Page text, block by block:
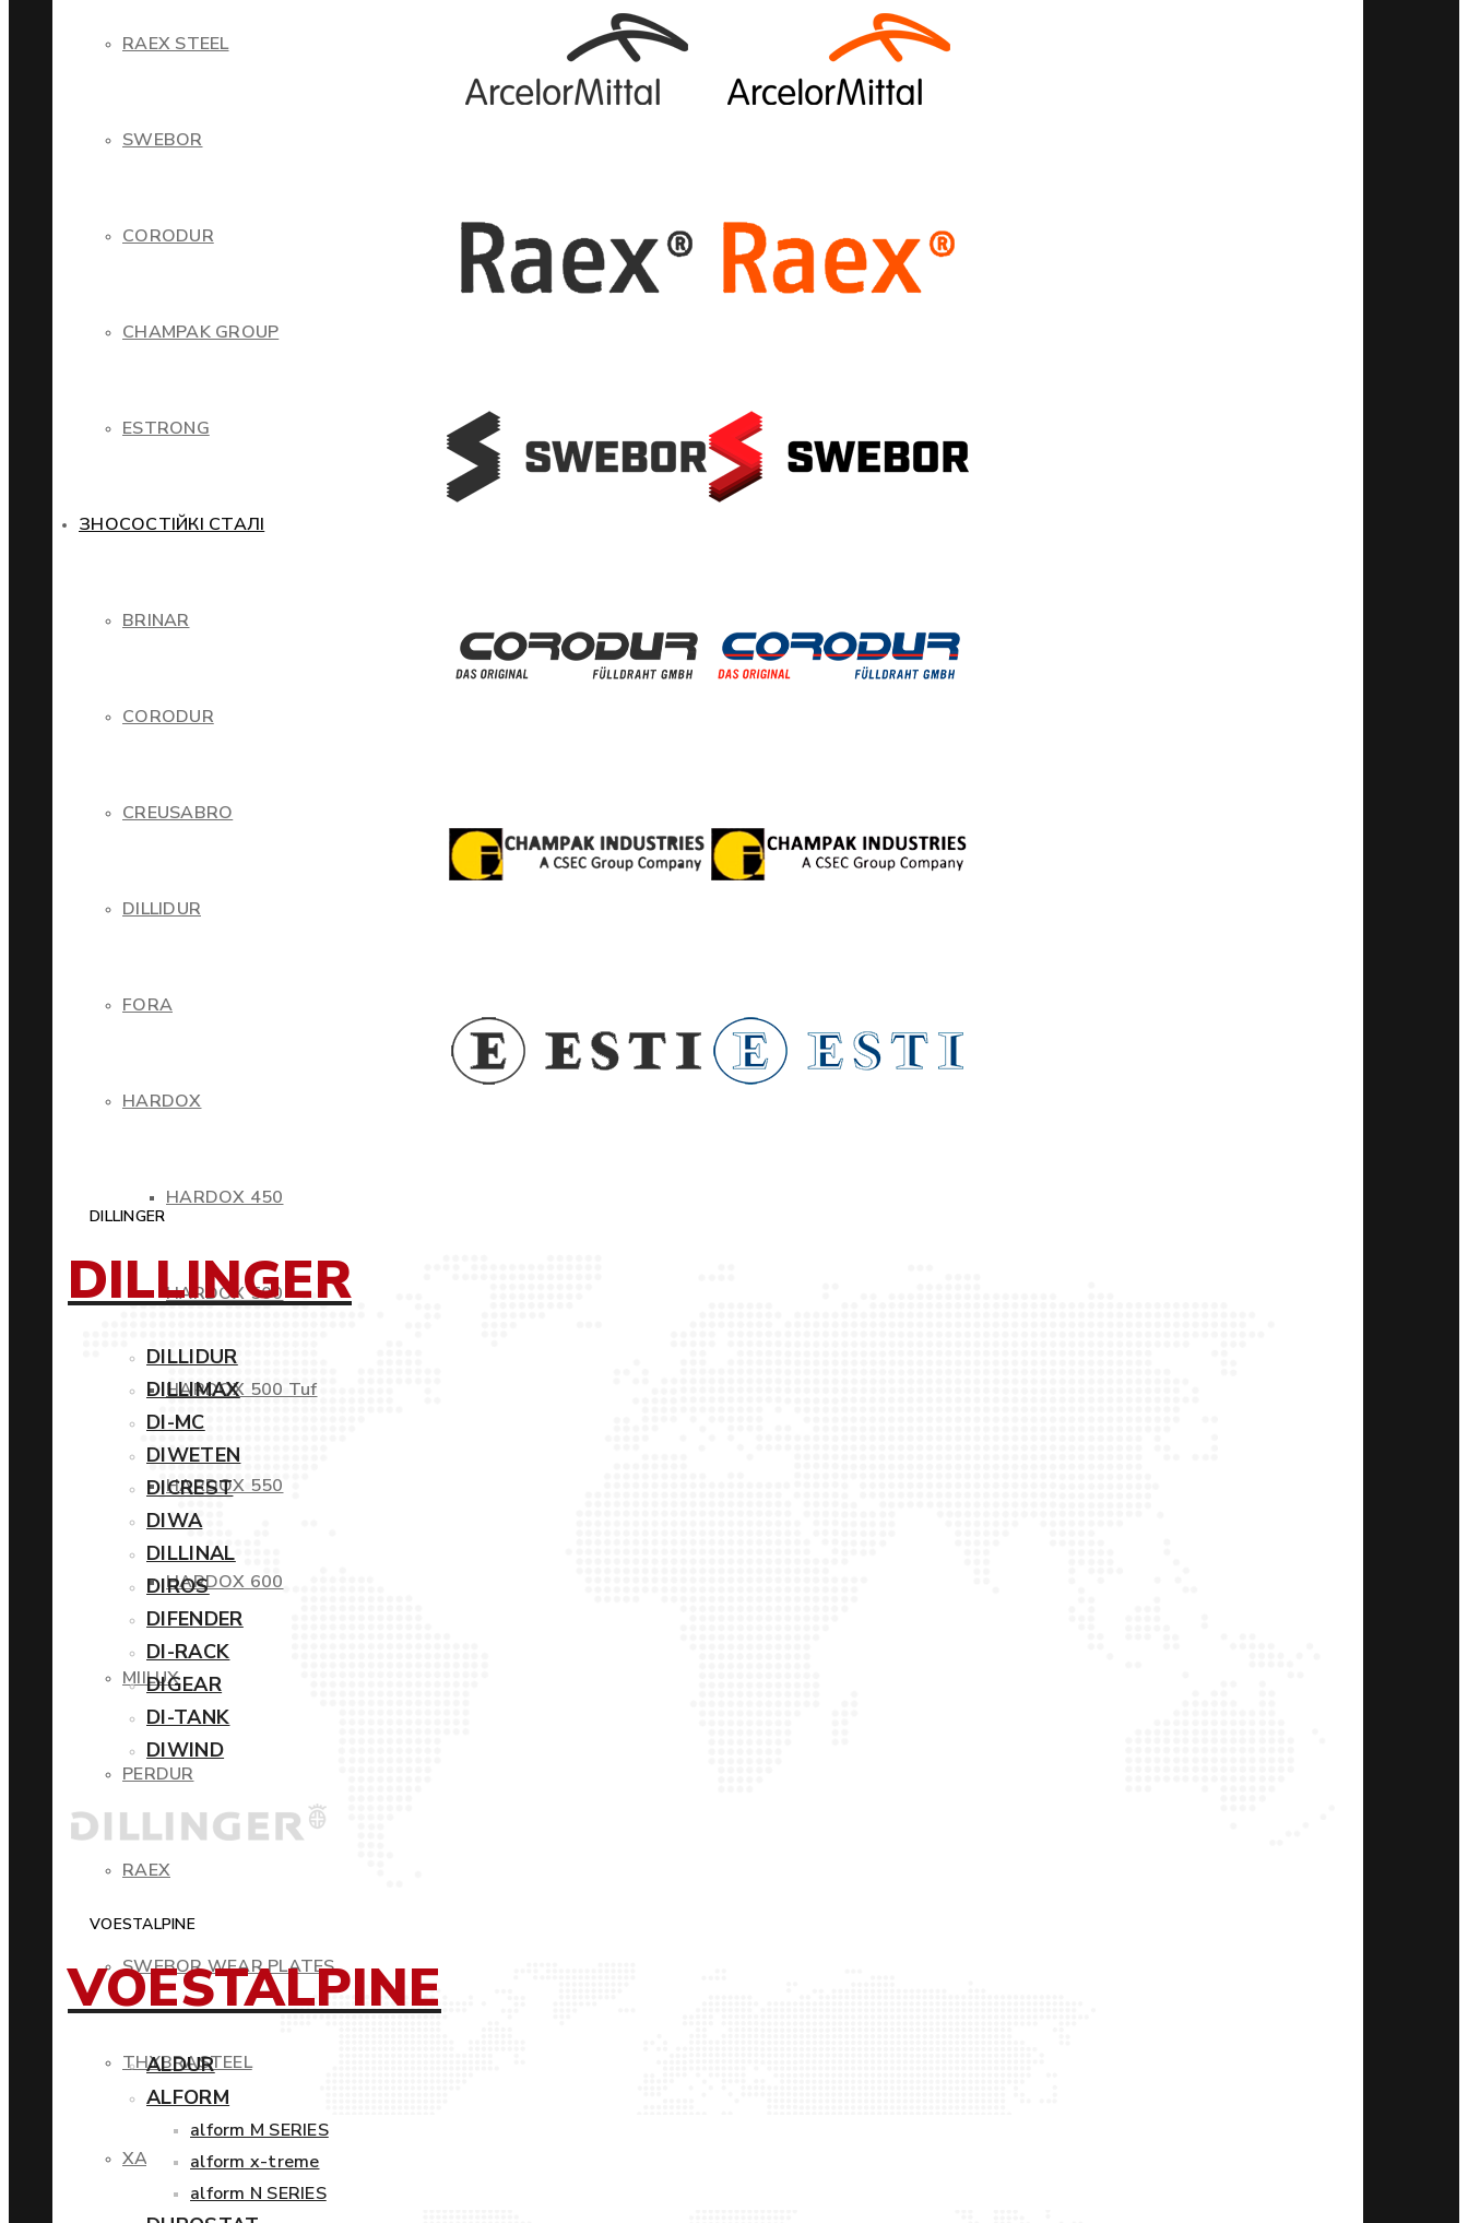
RAEX STEEL
SWEBOR
CORODUR
CHAMPAK GROUP
ESTRONG
ЗНОСОСТІЙКІ СТАЛІ
BRINAR
CORODUR
CREUSABRO
DILLIDUR
FORA
HARDOX
HARDOX 450
HARDOX 500
HARDOX 500 Tuf
HARDOX 550
HARDOX 600
MIILUX
PERDUR
RAEX
SWEBOR WEAR PLATES
THYBRASTEEL
XAR
DILLINGER
DILLINGER
DILLIDUR
DILLIMAX
DI-MC
DIWETEN
DICREST
DIWA
DILLINAL
DIROS
DIFENDER
DI-RACK
DIGEAR
DI-TANK
DIWIND
VOESTALPINE
VOESTALPINE
ALDUR
ALFORM
alform M SERIES
alform x-treme
alform N SERIES